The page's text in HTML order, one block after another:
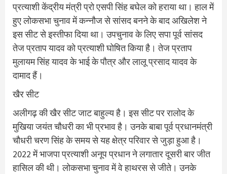
प्रत्याशी केंद्रीय मंत्री प्रो एसपी सिंह बघेल को हराया था। हाल में
हुए लोकसभा चुनाव में कन्नौज से सांसद बनने के बाद अखिलेश ने
इस सीट से इस्तीफा दिया था। उपचुनाव के लिए सपा पूर्व सांसद
तेज प्रताप यादव को प्रत्याशी घोषित किया है। तेज प्रताप
मुलायम सिंह यादव के भाई के पौत्र और लालू प्रसाद यादव के
दामाद हैं।
खैर सीट
अलीगढ़ की खैर सीट जाट बाहुल्य है। इस सीट पर रालोद के
मुखिया जयंत चौधरी का भी प्रभाव है। उनके बाबा पूर्व प्रधानमंत्री
चौधरी चरण सिंह के समय से यह क्षेत्र परिवार से जुड़ा हुआ है।
2022 में भाजपा प्रत्याशी अनूप प्रधान ने लगातार दूसरी बार जीत
हासिल की थी। लोकसभा चुनाव में वे हाथरस से जीते। उनके